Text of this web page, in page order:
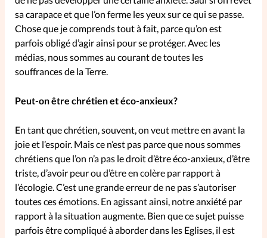
La Boutique
La Pause SpirituElles - toutes les
éditions
Mon compte
Changement d'adresse
Nous contacter
sa carapace et que l’on ferme les yeux sur ce qui se passe.
Chose que je comprends tout à fait, parce qu’on est
parfois obligé d’agir ainsi pour se protéger. Avec les
médias, nous sommes au courant de toutes les
souffrances de la Terre.
Peut-on être chrétien et éco-anxieux?
En tant que chrétien, souvent, on veut mettre en avant la
joie et l’espoir. Mais ce n’est pas parce que nous sommes
chrétiens que l’on n’a pas le droit d’être éco-anxieux, d’être
triste, d’avoir peur ou d’être en colère par rapport à
l’écologie. C’est une grande erreur de ne pas s’autoriser
toutes ces émotions. En agissant ainsi, notre anxiété par
rapport à la situation augmente. Bien que ce sujet puisse
parfois être compliqué à aborder dans les Eglises, il est